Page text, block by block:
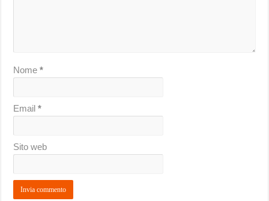
Nome*
Email*
Sito web